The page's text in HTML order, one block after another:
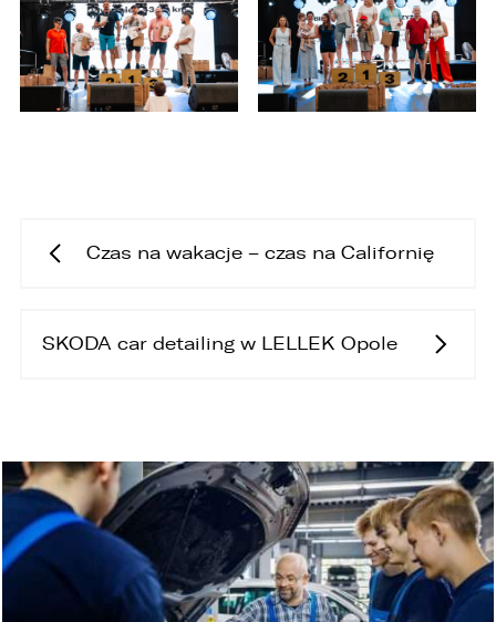
Czas na wakacje – czas na Californię
SKODA car detailing w LELLEK Opole